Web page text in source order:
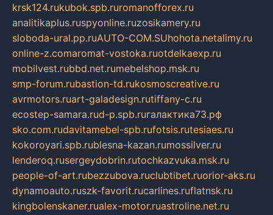
krsk124.rukubok.spb.ruromanofforex.ru
analitikaplus.ruspyonline.ruzosikamery.ru
sloboda-ural.pp.ruAUTO-COM.SUhohota.netalimy.ru
online-z.comaromat-vostoka.ruotdelkaexp.ru
mobilvest.rubbd.net.rumebelshop.msk.ru
smp-forum.rubastion-td.rukosmoscreative.ru
avrmotors.ruart-galadesign.rutiffany-c.ru
ecostep-samara.rud-p.spb.ruгалактика73.рф
sko.com.rudavitamebel-spb.rufotsis.rutesiaes.ru
kokoroyari.spb.rublesna-kazan.rumossilver.ru
lenderoq.rusergeydobrin.rutochkazvuka.msk.ru
people-of-art.rubezzubova.ruclubtibet.ruorior-aks.ru
dynamoauto.ruszk-favorit.rucarlines.ruflatnsk.ru
kingbolenskaner.rualex-motor.ruastroline.net.ru